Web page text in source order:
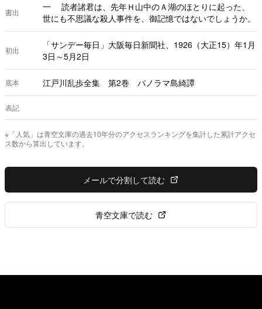
書出
一 読者諸君は、先年Ｈ山中のＡ湖のほとりに起った、
世にも不思議な殺人事件を、御記憶ではないでしょうか。
初出
「サンデー毎日」大阪毎日新聞社、1926（大正15）年1月
3日～5月2日
底本 江戸川乱歩全集 第2巻 パノラマ島綺譚
表記
※「人気」は青空文庫の過去10年分のアクセスランキングを集計した累計アクセ
ス数から算出しています。
メールで分割して読む
青空文庫で読む